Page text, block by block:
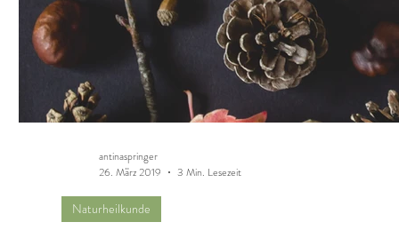
Naturheilkunde
antinaspringer
26. März 2019
3 Min. Lesezeit